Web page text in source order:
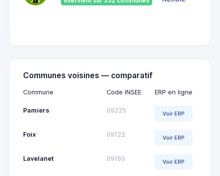
Communes voisines — comparatif
Commune Code INSEE ERP en ligne
Pamiers 09225 Voir ERP
Foix 09122 Voir ERP
Lavelanet 09160 Voir ERP